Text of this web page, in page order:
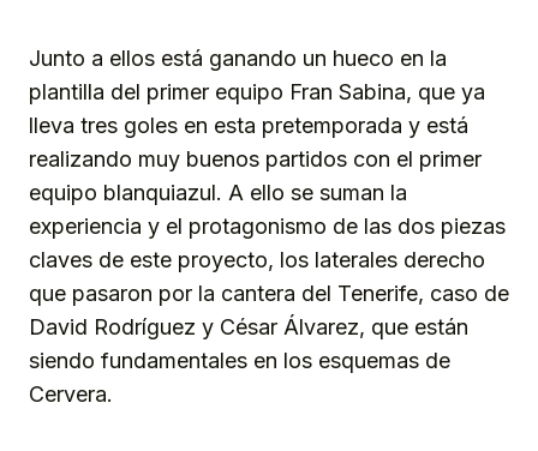
Junto a ellos está ganando un hueco en la
plantilla del primer equipo Fran Sabina, que ya
lleva tres goles en esta pretemporada y está
realizando muy buenos partidos con el primer
equipo blanquiazul. A ello se suman la
experiencia y el protagonismo de las dos piezas
claves de este proyecto, los laterales derecho
que pasaron por la cantera del Tenerife, caso de
David Rodríguez y César Álvarez, que están
siendo fundamentales en los esquemas de
Cervera.